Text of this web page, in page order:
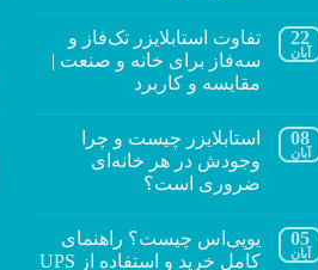
22
آبان
تفاوت استابلایزر تک‌فاز و
سه‌فاز برای خانه و صنعت |
مقایسه و کاربرد
08
آبان
استابلایزر چیست و چرا
وجودش در هر خانه‌ای
ضروری است؟
05
آبان
یوپی‌اس چیست؟ راهنمای
کامل خرید و استفاده از UPS